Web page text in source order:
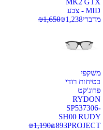
MK2 GTX
MID - צבע
מדברי
₪1,238
₪1,650
משקפי
בטיחות רודי
פרוג'קט
RYDON
SP537306-
SH00 RUDY
PROJECT
₪893
₪1,190